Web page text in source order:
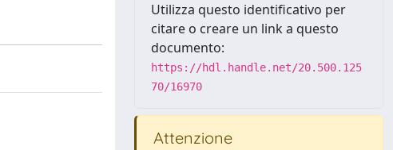
Utilizza questo identificativo per
citare o creare un link a questo
documento:
https://hdl.handle.net/20.500.125
70/16970
Attenzione